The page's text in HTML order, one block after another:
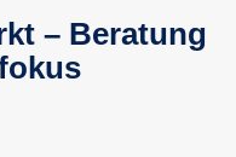
– Beratung